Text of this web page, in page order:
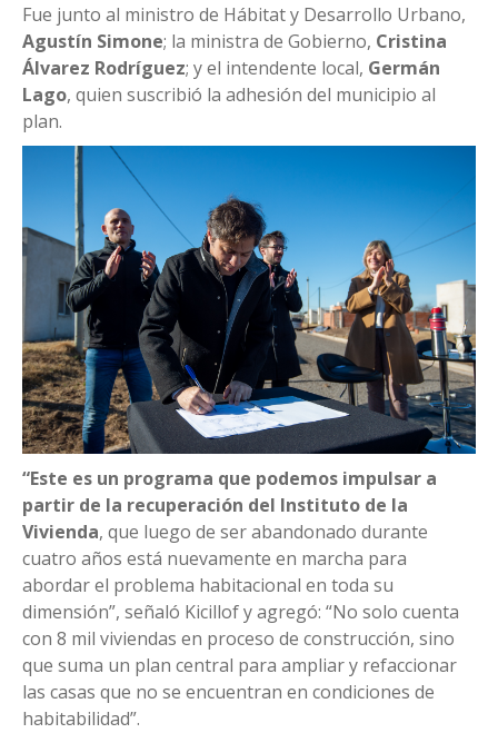
Fue junto al ministro de Hábitat y Desarrollo Urbano,
Agustín Simone; la ministra de Gobierno, Cristina
Álvarez Rodríguez; y el intendente local, Germán
Lago, quien suscribió la adhesión del municipio al
plan.
“Este es un programa que podemos impulsar a
partir de la recuperación del Instituto de la
Vivienda, que luego de ser abandonado durante
cuatro años está nuevamente en marcha para
abordar el problema habitacional en toda su
dimensión”, señaló Kicillof y agregó: “No solo cuenta
con 8 mil viviendas en proceso de construcción, sino
que suma un plan central para ampliar y refaccionar
las casas que no se encuentran en condiciones de
habitabilidad”.